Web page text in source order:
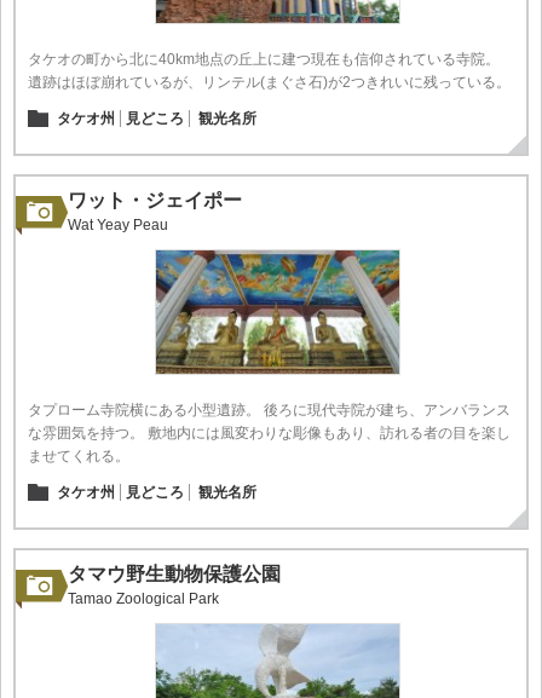
タケオの町から北に40km地点の丘上に建つ現在も信仰されている寺院。
遺跡はほぼ崩れているが、リンテル(まぐさ石)が2つきれいに残っている。
タケオ州 見どころ 観光名所
ワット・ジェイポー
Wat Yeay Peau
タプローム寺院横にある小型遺跡。 後ろに現代寺院が建ち、アンバランス
な雰囲気を持つ。 敷地内には風変わりな彫像もあり、訪れる者の目を楽し
ませてくれる。
タケオ州 見どころ 観光名所
タマウ野生動物保護公園
Tamao Zoological Park